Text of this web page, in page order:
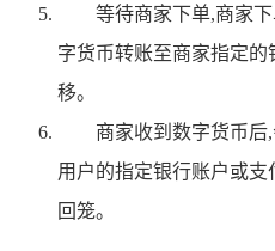
等待商家下单,商家
字货币转账至商家指定
移。
商家收到数字货币后
用户的指定银行账户或
回笼。